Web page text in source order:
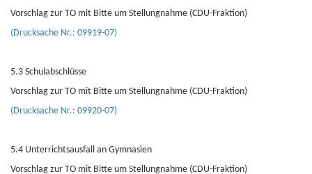
Vorschlag zur TO mit Bitte um Stellungnahme (CDU-Fraktion)
(Drucksache Nr.: 09919-07)
5.3 Schulabschlüsse
Vorschlag zur TO mit Bitte um Stellungnahme (CDU-Fraktion)
(Drucksache Nr.: 09920-07)
5.4 Unterrichtsausfall an Gymnasien
Vorschlag zur TO mit Bitte um Stellungnahme (CDU-Fraktion)